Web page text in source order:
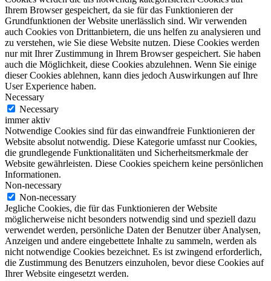
Ihrem Browser gespeichert, da sie für das Funktionieren der
Grundfunktionen der Website unerlässlich sind. Wir verwenden
auch Cookies von Drittanbietern, die uns helfen zu analysieren und
zu verstehen, wie Sie diese Website nutzen. Diese Cookies werden
nur mit Ihrer Zustimmung in Ihrem Browser gespeichert. Sie haben
auch die Möglichkeit, diese Cookies abzulehnen. Wenn Sie einige
dieser Cookies ablehnen, kann dies jedoch Auswirkungen auf Ihre
User Experience haben.
Necessary
Necessary
immer aktiv
Notwendige Cookies sind für das einwandfreie Funktionieren der
Website absolut notwendig. Diese Kategorie umfasst nur Cookies,
die grundlegende Funktionalitäten und Sicherheitsmerkmale der
Website gewährleisten. Diese Cookies speichern keine persönlichen
Informationen.
Non-necessary
Non-necessary
Jegliche Cookies, die für das Funktionieren der Website
möglicherweise nicht besonders notwendig sind und speziell dazu
verwendet werden, persönliche Daten der Benutzer über Analysen,
Anzeigen und andere eingebettete Inhalte zu sammeln, werden als
nicht notwendige Cookies bezeichnet. Es ist zwingend erforderlich,
die Zustimmung des Benutzers einzuholen, bevor diese Cookies auf
Ihrer Website eingesetzt werden.